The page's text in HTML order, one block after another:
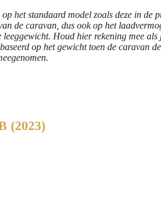
het standaard model zoals deze in
de caravan, dus ook op het
Houd hier rekening mee
op het gewicht toen de caravan
(2023)